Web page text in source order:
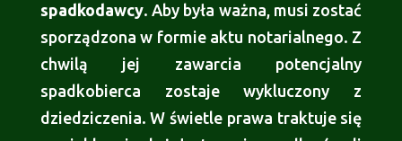
spadkodawcy. Aby była ważna, musi zostać
sporządzona w formie aktu notarialnego. Z
chwilą jej zawarcia potencjalny
spadkobierca zostaje wykluczony z
dziedziczenia. W świetle prawa traktuje się